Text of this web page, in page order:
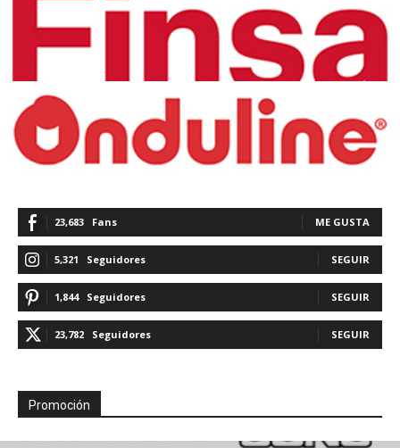
23,683 Fans ME GUSTA
5,321 Seguidores SEGUIR
1,844 Seguidores SEGUIR
23,782 Seguidores SEGUIR
Promoción